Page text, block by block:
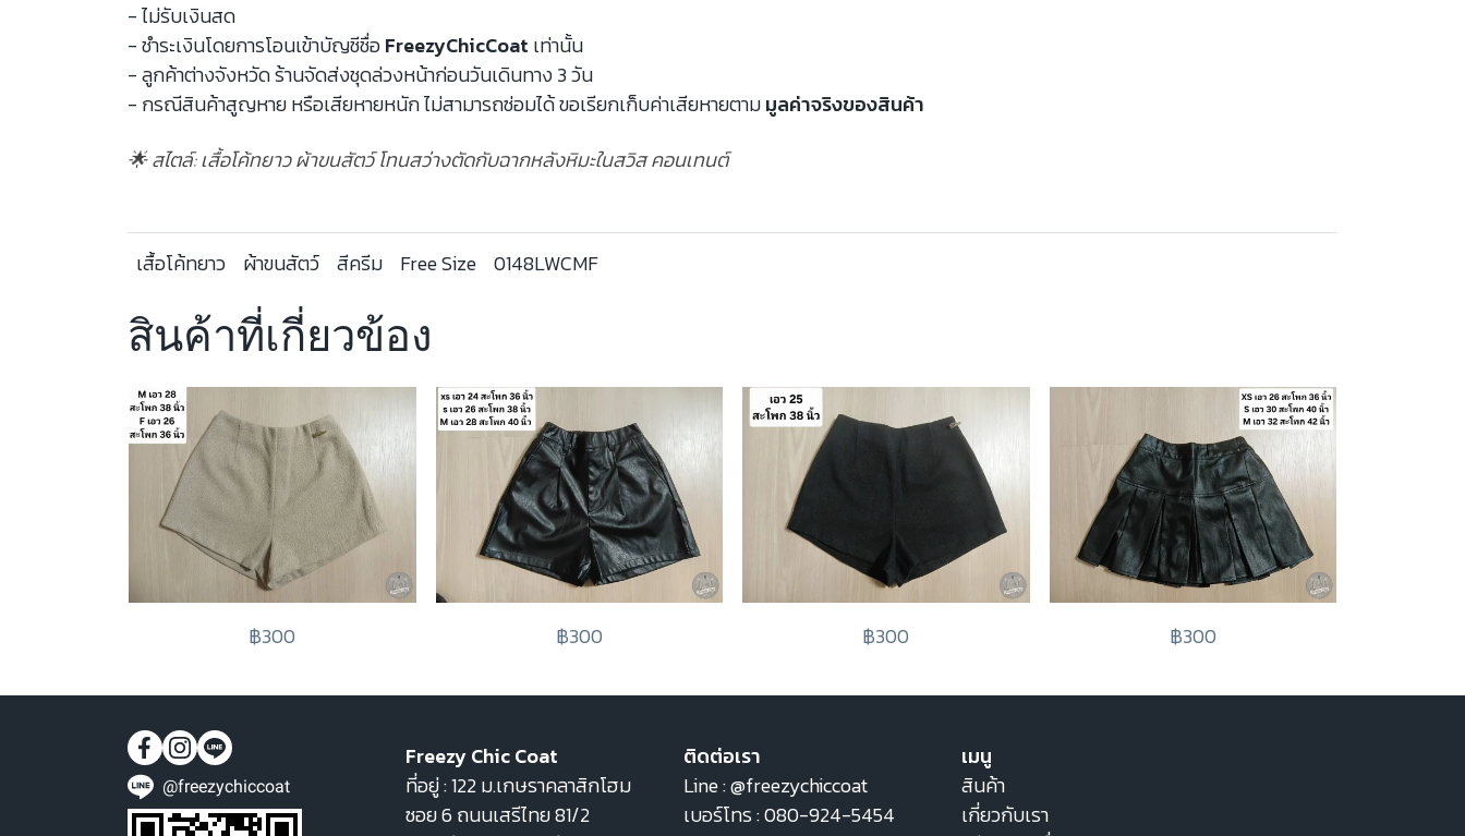
- ไม่รับเงินสด
- ชำระเงินโดยการโอนเข้าบัญชีชื่อFreezyChicCoat เท่านั้น
- ลูกค้าต่างจังหวัด ร้านจัดส่งชุดล่วงหน้าก่อนวันเดินทาง 3 วัน
- กรณีสินค้าสูญหาย หรือเสียหายหนัก ไม่สามารถซ่อมได้ ขอเรียกเก็บค่าเสียหายตามมูลค่าจริงของสินค้า
🌟 สไตล์: เสื้อโค้ทยาว ผ้าขนสัตว์ โทนสว่างตัดกับฉากหลังหิมะในสวิส คอนเทนต์
เสื้อโค้ทยาว ผ้าขนสัตว์ สีครีม Free Size 0148LWCMF
สินค้าที่เกี่ยวข้อง
฿300 ฿300 ฿300 ฿300
@freezychiccoat
Freezy Chic Coat
ที่อยู่ : 122 ม.เกษราคลาสิกโฮม
ซอย 6 ถนนเสรีไทย 81/2
ติดต่อเรา
Line :@freezychiccoat
เบอร์โทร :080-924-5454
เมนู
สินค้า
เกี่ยวกับเรา